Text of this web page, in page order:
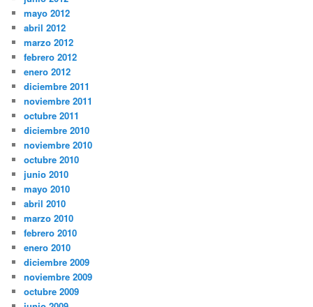
mayo 2012
abril 2012
marzo 2012
febrero 2012
enero 2012
diciembre 2011
noviembre 2011
octubre 2011
diciembre 2010
noviembre 2010
octubre 2010
junio 2010
mayo 2010
abril 2010
marzo 2010
febrero 2010
enero 2010
diciembre 2009
noviembre 2009
octubre 2009